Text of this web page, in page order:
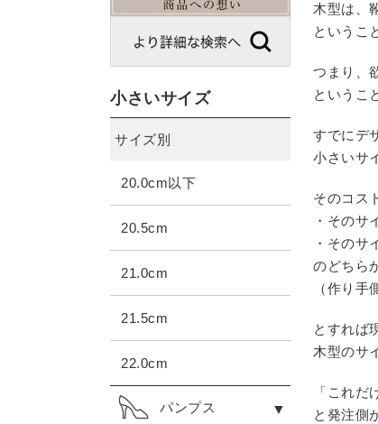
小さいサイズ
サイズ別
20.0cm以下
20.5cm
21.0cm
21.5cm
22.0cm
パンプス
木型は、
というこ
つまり、
というこ
すでにデ
小さいサ
そのコス
・そのサ
・そのサ
のどちら
（作り
とすれば
木型のサ
「これだ
と発注側